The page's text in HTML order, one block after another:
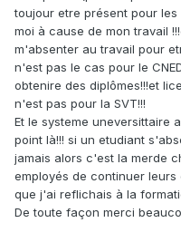
toujour etre présent pour
moi à cause de mon travail
m'absenter au travail pour
n'est pas le cas pour le
obtenire des diplômes!!!et
n'est pas pour la SVT!!!
Et le systeme uneversittaire
point là!!! si un etudiant
jamais alors c'est la merde
employés de continuer
que j'ai reflichais à la
De toute façon merci